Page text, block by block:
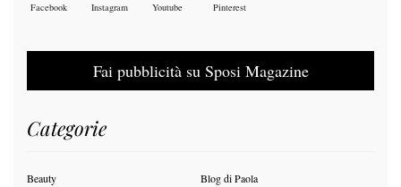
Facebook Instagram Youtube Pinterest
Fai pubblicità su Sposi Magazine
Categorie
Beauty Blog di Paola